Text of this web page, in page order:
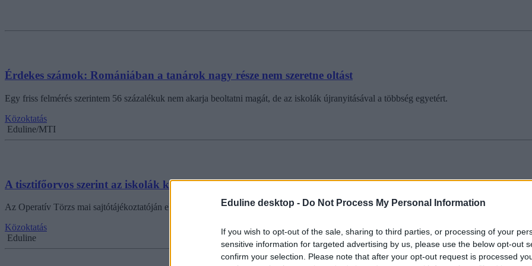
Eduline desktop - Do Not Process My Personal Information
If you wish to opt-out of the sale, sharing to third parties, or processing of your
sensitive information for targeted advertising by us, please use the below opt-out
confirm your selection. Please note that after your opt-out request is processed
Érdekes számok: Romániában a tanárok nagy része nem szeretne oltást
Egy friss felmérés szerintem 56 százalékuk nem akarja beoltatni magát, de az iskolák újranyitásával a többség egyetért.
Közoktatás
Eduline/MTI
A tisztifőorvos szerint az iskolák készen állnak az októberi iskolai lázmérésre
Az Operatív Törzs mai sajtótájékoztatóján elhangzott, hány iskolában tanulnak a diákok online, mennyiben van rendkívüli szünet.
Közoktatás
Eduline